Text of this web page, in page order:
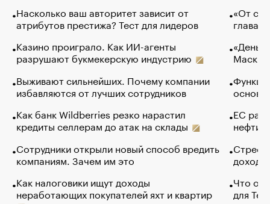
Насколько ваш авторитет зависит от
атрибутов престижа? Тест для лидеров
Казино проиграло. Как ИИ-агенты
разрушают букмекерскую индустрию
Выживают сильнейших. Почему компании
избавляются от лучших сотрудников
Как банк Wildberries резко нарастил
кредиты селлерам до атак на склады
Сотрудники открыли новый способ вредить
компаниям. Зачем им это
Как налоговики ищут доходы
неработающих покупателей яхт и квартир
«От
глава
Маск в
основ
ЕС
нефти
Что
для